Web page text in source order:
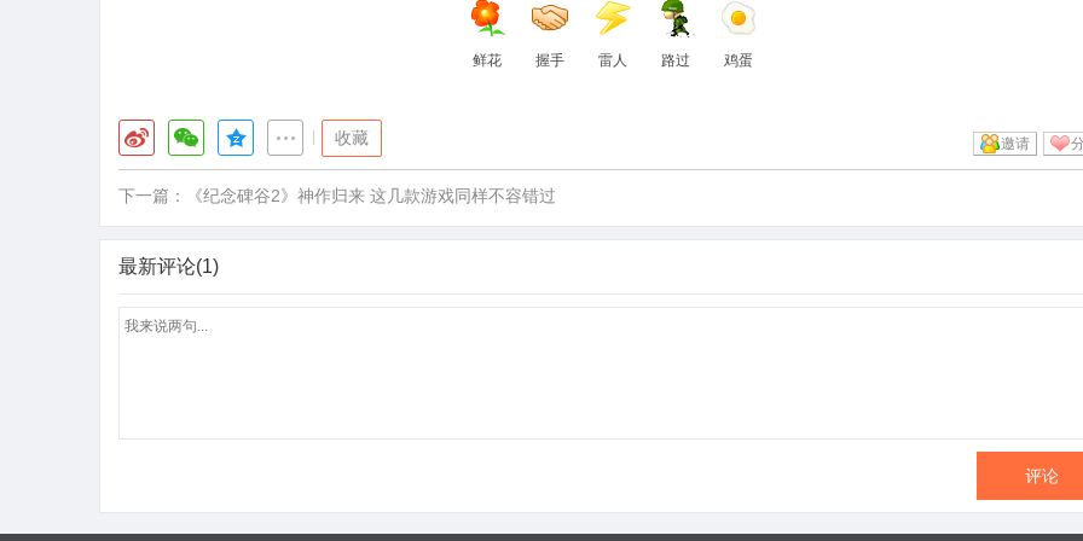
鲜花 握手 雷人 路过 鸡蛋
收藏 邀请
下一篇： 《纪念碑谷2》神作归来 这几款游戏同样不容错过
最新评论(1)
评论